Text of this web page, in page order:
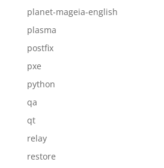
planet-mageia-english
plasma
postfix
pxe
python
qa
qt
relay
restore